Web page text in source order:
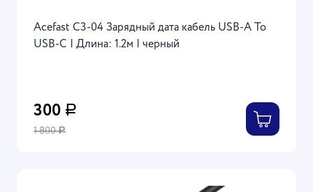
Acefast C3-04 Зарядный дата кабель USB-A To
USB-C | Длина: 1.2м | черный
300 Р
1 800Р